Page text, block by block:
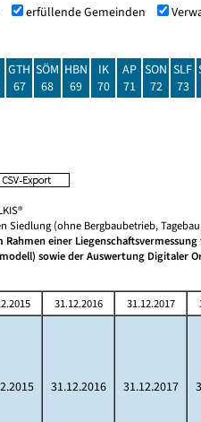
erfüllende Gemeinden
GTH
67
SÖM
68
HBN
69
IK
70
AP
71
SON
72
SLF
73
Siedlung (ohne Bergbaubetrieb,
einer
sowie der Auswertung
31.12.2016 31.12.2017
31.12.2016 31.12.2017